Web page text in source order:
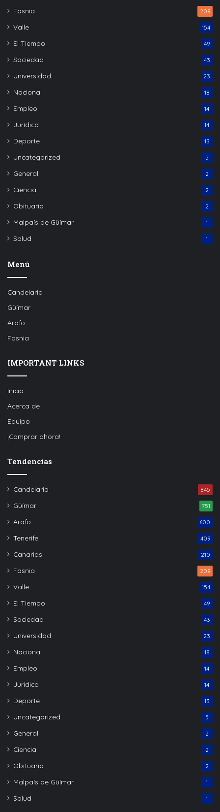
Fasnia 209
Valle 154
El Tiempo 49
Sociedad 43
Universidad 23
Nacional 18
Empleo 14
Jurídico 14
Deporte 13
Uncategorized 5
General 2
Ciencia 2
Obituario 2
Malpaís de Güímar 1
Salud 1
Menú
Candelaria
Güímar
Arafo
Fasnia
IMPORTANT LINKS
Inicio
Acerca de
Equipo
¡Comprar ahora!
Tendencias
Candelaria 845
Güímar 751
Arafo 600
Tenerife 409
Canarias 210
Fasnia 209
Valle 154
El Tiempo 49
Sociedad 43
Universidad 23
Nacional 18
Empleo 14
Jurídico 14
Deporte 13
Uncategorized 5
General 2
Ciencia 2
Obituario 2
Malpaís de Güímar 1
Salud 1